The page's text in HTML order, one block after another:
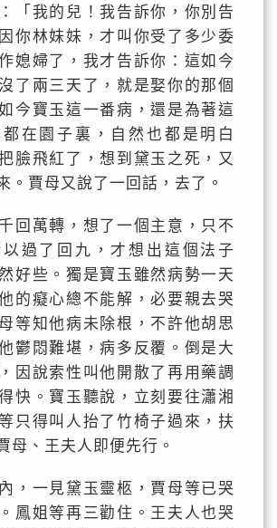
「我的兒！我告訴你，你別告
你林妹妹，才叫你受了多少委
媳婦了，我才告訴你：這如今
了兩三天了，就是娶你的那個
今寶玉這一番病，還是為著這
在園子裏，自然也都是明白
臉飛紅了，想到黛玉之死，又
。賈母又說了一回話，去了。
回萬轉，想了一個主意，只不
過了回九，才想出這個法子
好些。獨是寶玉雖然病勢一天
的癡心總不能解，必要親去哭
等知他病未除根，不許他胡思
鬱悶難堪，病多反覆。倒是大
因說索性叫他開散了再用藥調
快。寶玉聽說，立刻要往瀟湘
只得叫人抬了竹椅子過來，扶
母、王夫人即便先行。
，一見黛玉靈柩，賈母等已哭
鳳姐等再三勸住。王夫人也哭